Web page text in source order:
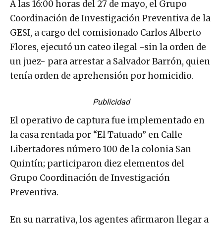
A las 16:00 horas del 27 de mayo, el Grupo
Coordinación de Investigación Preventiva de la
GESI, a cargo del comisionado Carlos Alberto
Flores, ejecutó un cateo ilegal -sin la orden de
un juez- para arrestar a Salvador Barrón, quien
tenía orden de aprehensión por homicidio.
Publicidad
El operativo de captura fue implementado en
la casa rentada por “El Tatuado” en Calle
Libertadores número 100 de la colonia San
Quintín; participaron diez elementos del
Grupo Coordinación de Investigación
Preventiva.
En su narrativa, los agentes afirmaron llegar a